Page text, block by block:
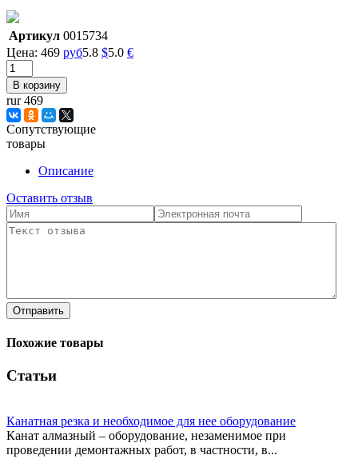
Артикул 0015734
Цена: 469 руб5.8 $5.0 €
rur 469
Сопутствующие
товары
Описание
Оставить отзыв
Отправить
Похожие товары
Статьи
Канатная резка и необходимое для нее оборудование
Канат алмазный – оборудование, незаменимое при
проведении демонтажных работ, в частности, в...